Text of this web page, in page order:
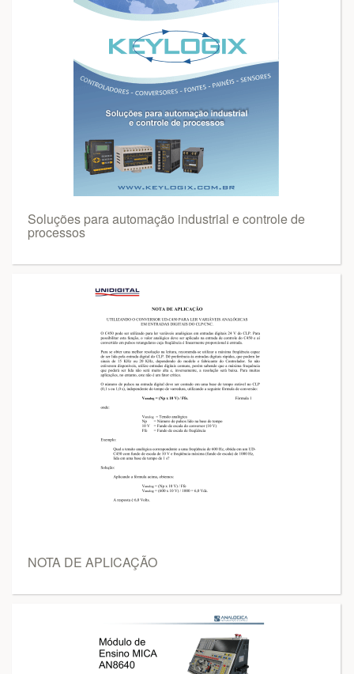
Soluções para automação industrial e controle de
processos
NOTA DE APLICAÇÃO